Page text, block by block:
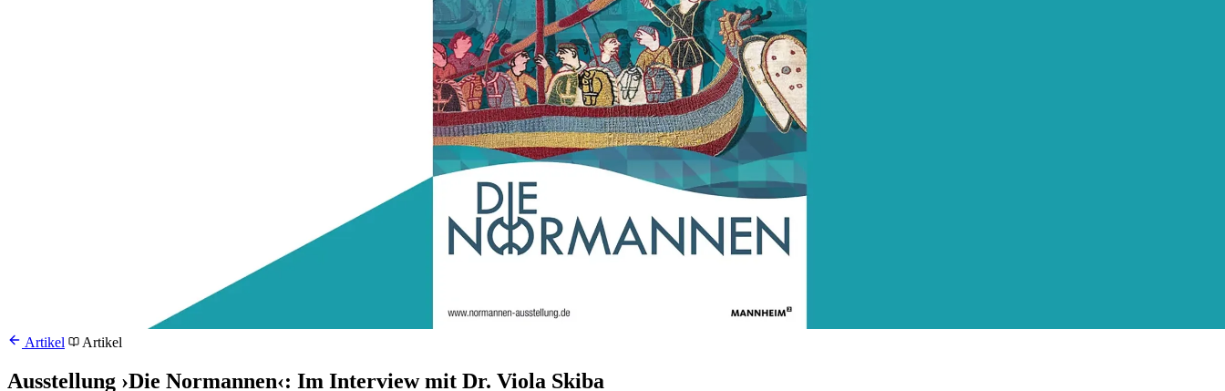
Artikel Artikel
Ausstellung ›Die Normannen‹: Im Interview mit Dr. Viola Skiba